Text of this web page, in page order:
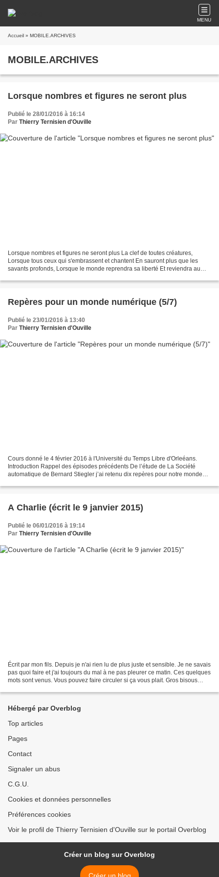
MENU
Accueil » MOBILE.ARCHIVES
MOBILE.ARCHIVES
Lorsque nombres et figures ne seront plus
Publié le 28/01/2016 à 16:14
Par Thierry Ternisien d'Ouville
Lorsque nombres et figures ne seront plus La clef de toutes créatures,
Lorsque tous ceux qui s'embrassent et chantent En sauront plus que les
savants profonds, Lorsque le monde reprendra sa liberté Et reviendra au
Repères pour un monde numérique (5/7)
Publié le 23/01/2016 à 13:40
Par Thierry Ternisien d'Ouville
Cours donné le 4 février 2016 à l'Université du Temps Libre d'Orleéans.
Introduction Rappel des épisodes précédents De l’étude de La Société
automatique de Bernard Stiegler j’ai retenu dix repères pour notre monde
A Charlie (écrit le 9 janvier 2015)
Publié le 06/01/2016 à 19:14
Par Thierry Ternisien d'Ouville
Écrit par mon fils. Depuis je n'ai rien lu de plus juste et sensible. Je ne savais
pas quoi faire et j'ai toujours du mal à ne pas pleurer ce matin. Ces quelques
mots sont venus. Vous pouvez faire circuler si ça vous plait. Gros bisous
Hébergé par Overblog
Top articles
Pages
Contact
Signaler un abus
C.G.U.
Cookies et données personnelles
Préférences cookies
Voir le profil de Thierry Ternisien d'Ouville sur le portail Overblog
Créer un blog sur Overblog